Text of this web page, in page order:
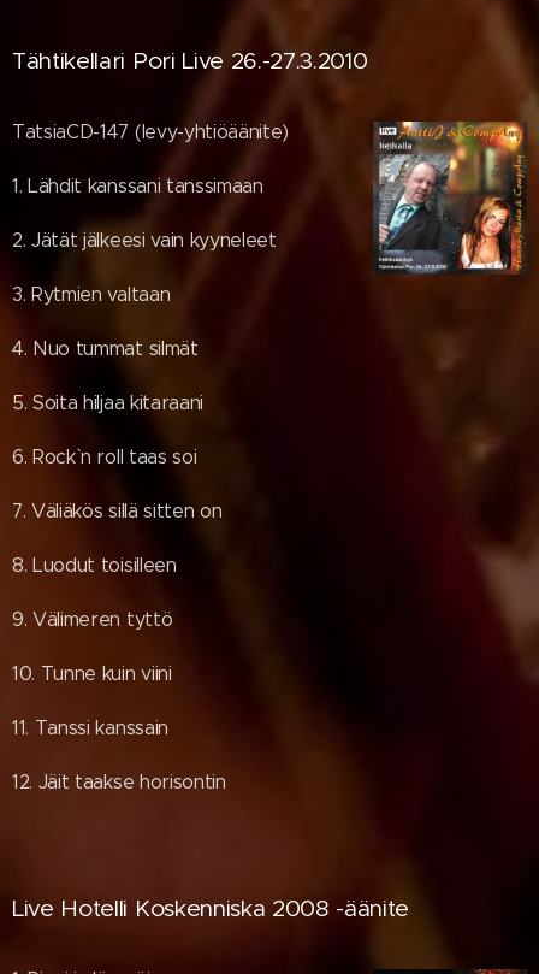
Tähtikellari Pori Live 26.-27.3.2010
TatsiaCD-147 (levy-yhtiöäänite)
1. Lähdit kanssani tanssimaan
2. Jätät jälkeesi vain kyyneleet
3. Rytmien valtaan
4. Nuo tummat silmät
5. Soita hiljaa kitaraani
6. Rock` n roll taas soi
7. Väliäkös sillä sitten on
8. Luodut toisilleen
9. Välimeren tyttö
10. Tunne kuin viini
11. Tanssi kanssain
12. Jäit taakse horisontin
Live Hotelli Koskenniska 2008 -äänite